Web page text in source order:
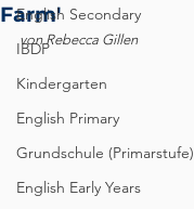
English Secondary
IBDP
Kindergarten
English Primary
Grundschule (Primarstufe)
English Early Years
Farm'
von Rebecca Gillen